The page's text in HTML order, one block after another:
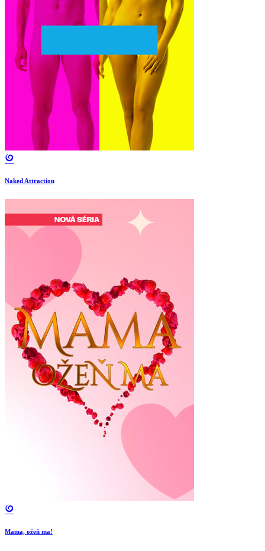
Naked Attraction
Mama, ožeň ma!